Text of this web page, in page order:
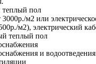
теплый пол
м2 или
м2), электрический
теплый пол
и